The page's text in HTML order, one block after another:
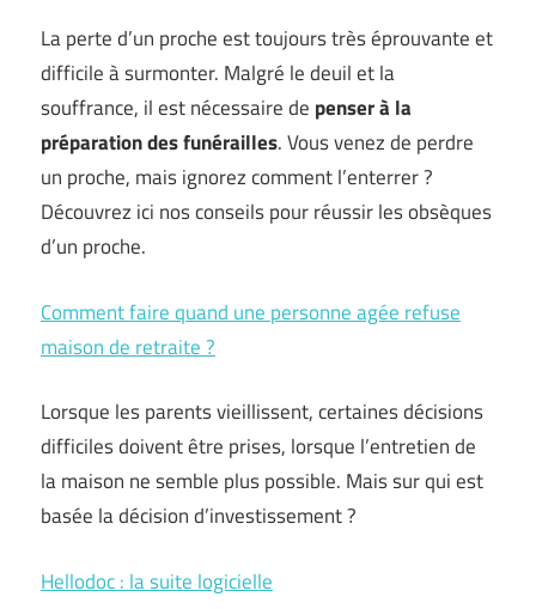
La perte d’un proche est toujours très éprouvante et
difficile à surmonter. Malgré le deuil et la
souffrance, il est nécessaire de penser à la
préparation des funérailles. Vous venez de perdre
un proche, mais ignorez comment l’enterrer ?
Découvrez ici nos conseils pour réussir les obsèques
d’un proche.
Comment faire quand une personne agée refuse
maison de retraite ?
Lorsque les parents vieillissent, certaines décisions
difficiles doivent être prises, lorsque l’entretien de
la maison ne semble plus possible. Mais sur qui est
basée la décision d’investissement ?
Hellodoc : la suite logicielle